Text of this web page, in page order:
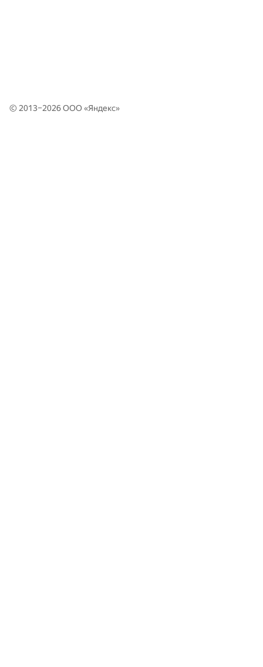
© 2013–2026 ООО «Яндекс»